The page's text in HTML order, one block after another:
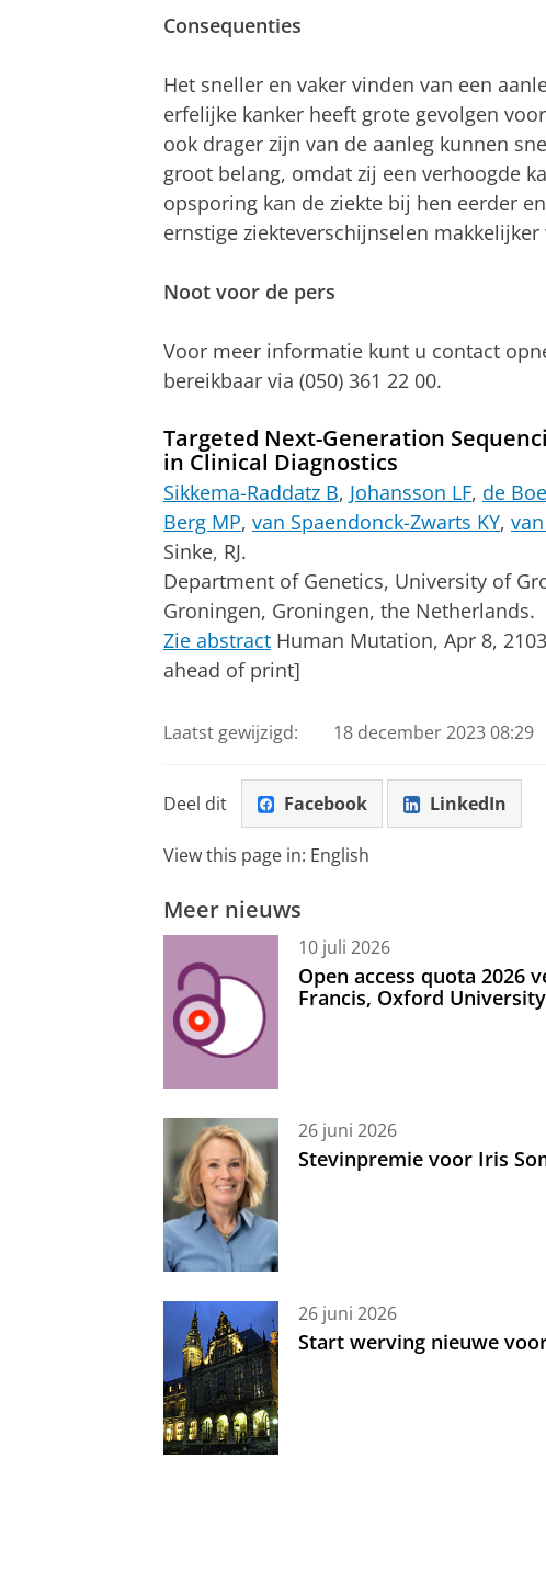
Consequenties
Het sneller en vaker vinden van een
erfelijke kanker heeft grote gevolgen
ook drager zijn van de aanleg kunnen
groot belang, omdat zij een verhoogde
opsporing kan de ziekte bij hen eerder
ernstige ziekteverschijnselen
Noot voor de pers
Voor meer informatie kunt u contact
bereikbaar via (050) 361 22 00.
Targeted Next-Generation
in Clinical Diagnostics
Sikkema-Raddatz B, Johansson LF, de
Berg MP, van Spaendonck-Zwarts KY,
Sinke, RJ.
Department of Genetics, University of
Groningen, Groningen, the Netherlands.
Zie abstract Human Mutation, Apr 8,
ahead of print]
Laatst gewijzigd: 18 december 2023 08:29
Deel dit Facebook LinkedIn
View this page in: English
Meer nieuws
10 juli 2026
Open access quota 2026
Francis, Oxford
26 juni 2026
Stevinpremie voor Iris
26 juni 2026
Start werving nieuwe